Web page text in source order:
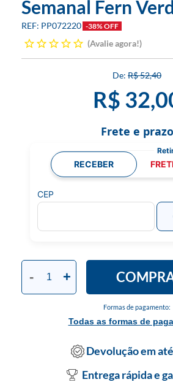
Semanal Fern
PP072220 -38% OFF
Avalie agora!
R$ 52,40
R$
Formas de pagamento:
Todas as formas de
- +
Frete e prazo
RECEBER
CEP
Devolução em
Entrega rápida e